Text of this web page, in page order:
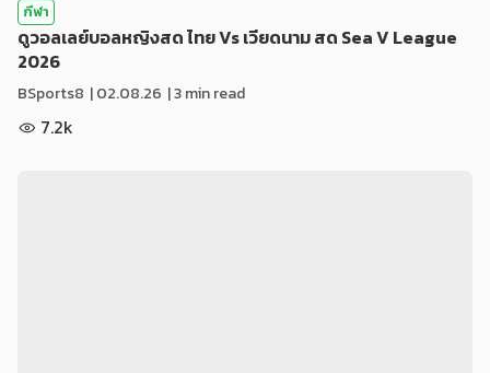
กีฬา
ดูวอลเลย์บอลหญิงสด ไทย Vs เวียดนาม สด Sea V League
2026
BSports8 |02.08.26 | 3 min read
7.2k